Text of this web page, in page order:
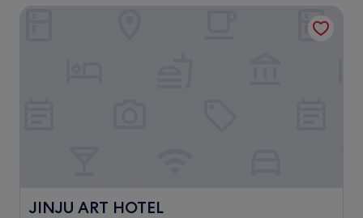
JINJU ART HOTEL
JINJU ART HOTEL